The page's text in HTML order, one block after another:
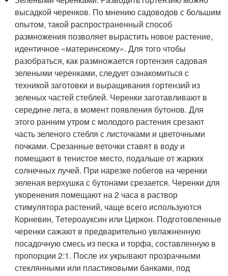
высадкой черенков. По мнению садоводов с большим
опытом, такой распространенный способ
размножения позволяет вырастить новое растение,
идентичное «материнскому». Для того чтобы
разобраться, как размножается гортензия садовая
зелеными черенками, следует ознакомиться с
техникой заготовки и выращивания гортензий из
зеленых частей стеблей. Черенки заготавливают в
середине лета, в момент появления бутонов. Для
этого ранним утром с молодого растения срезают
часть зеленого стебля с листочками и цветочными
почками. Срезанные веточки ставят в воду и
помещают в тенистое место, подальше от жарких
солнечных лучей. При нарезке побегов на черенки
зеленая верхушка с бутонами срезается. Черенки для
укоренения помещают на 2 часа в раствор
стимулятора растений, чаще всего используются
Корневин, Тетероауксин или Циркон. Подготовленные
черенки сажают в предварительно увлажненную
посадочную смесь из песка и торфа, составленную в
пропорции 2:1. После их укрывают прозрачными
стеклянными или пластиковыми банками, под